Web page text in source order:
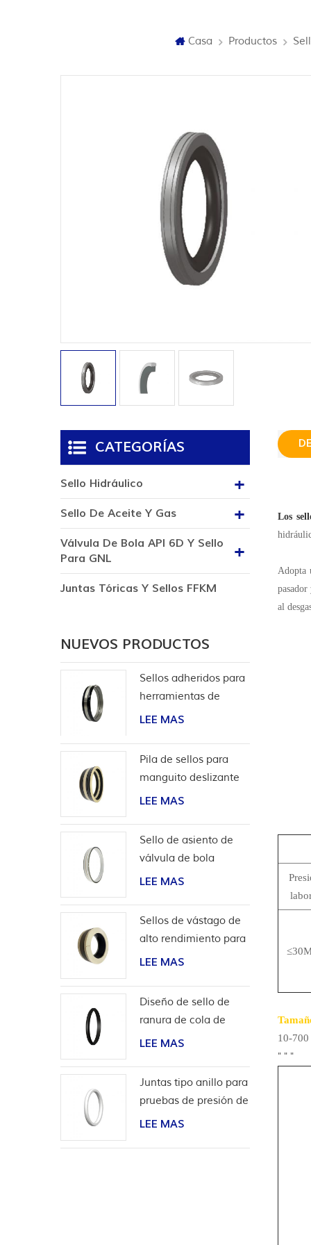
Casa Productos
Los
Adopta
al
10-700
" " "
CATEGORÍAS
Sello Hidráulico
Sello De Aceite Y Gas
Válvula De Bola API 6D Y Sello
Para GNL
Juntas Tóricas Y Sellos FFKM
NUEVOS PRODUCTOS
Sellos adheridos para
herramientas de
terminación
LEE MAS
Pila de sellos para
manguito deslizante
de herramientas de
LEE MAS
Sello de asiento de
válvula de bola
bidireccional de alta
LEE MAS
Sellos de vástago de
alto rendimiento para
aplicaciones de
LEE MAS
Diseño de sello de
ranura de cola de
milano para
LEE MAS
Juntas tipo anillo para
pruebas de presión de
válvulas
LEE MAS